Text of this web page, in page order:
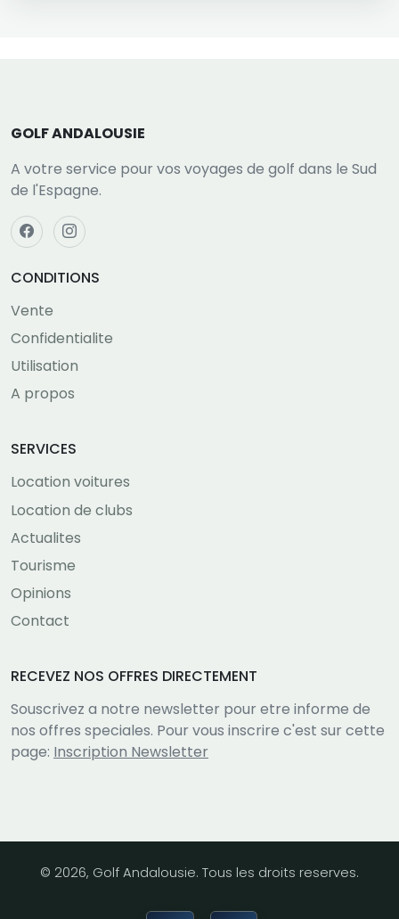
GOLF ANDALOUSIE
A votre service pour vos voyages de golf dans le Sud
de l'Espagne.
CONDITIONS
Vente
Confidentialite
Utilisation
A propos
SERVICES
Location voitures
Location de clubs
Actualites
Tourisme
Opinions
Contact
RECEVEZ NOS OFFRES DIRECTEMENT
Souscrivez a notre newsletter pour etre informe de
nos offres speciales. Pour vous inscrire c'est sur cette
page: Inscription Newsletter
© 2026, Golf Andalousie. Tous les droits reserves.